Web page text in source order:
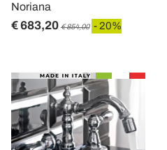
Noriana
€ 683,20 € 854,00 - 20%